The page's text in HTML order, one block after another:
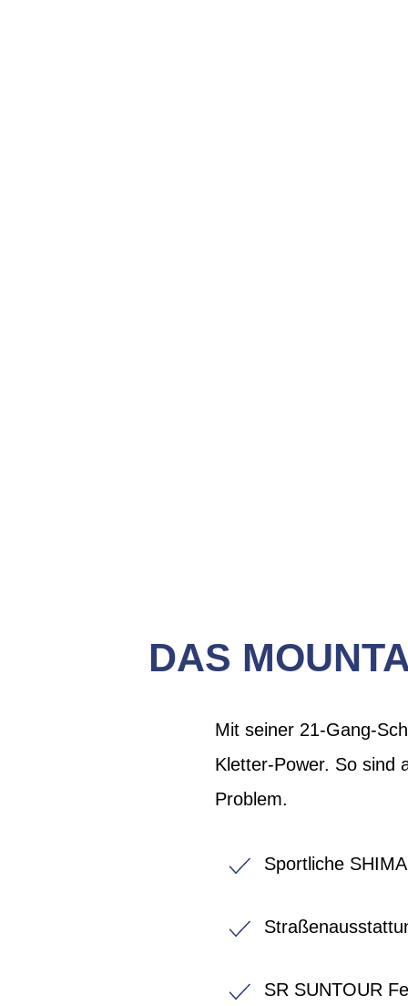
DAS
Mit seiner 21-Gang-
Kletter-Power. So sind
Problem.
Sportliche
SR SUNTOUR